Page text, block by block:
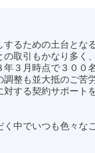
るための土台とな
取引もかなり多く
３月時点で３００
整も並大抵のご苦
する契約サポート
中でいつも色々な